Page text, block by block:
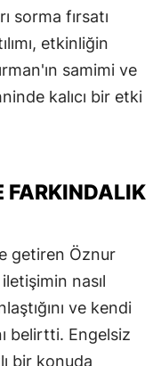
sorma fırsatı
etkinliğin
samimi ve
kalıcı bir etki
FARKINDALIK
getiren Öznur
nasıl
ve kendi
belirtti. Engelsiz
bir konuda